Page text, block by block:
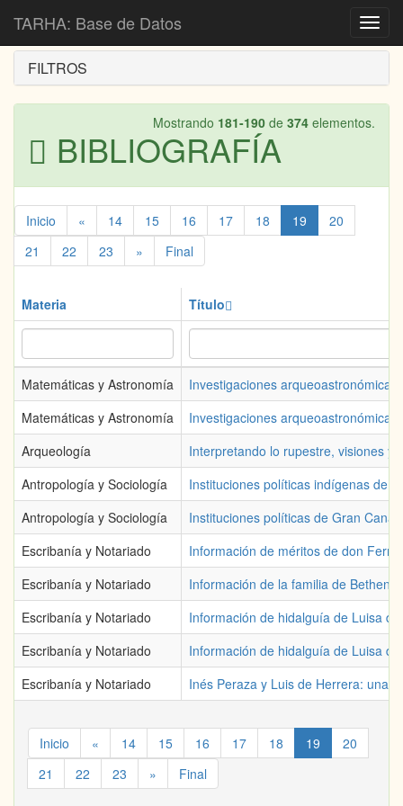
TARHA: Base de Datos
Inicio Bibliografía
FILTROS
Mostrando 181-190 de 374 elementos.
BIBLIOGRAFÍA
Inicio « 14 15 16 17 18 19
20
21
22 23 » Final
Materia Título
Matemáticas y Astronomía
Investigaciones
Matemáticas y Astronomía
Investigaciones
Arqueología
Interpretando lo rupestre, visiones y
Antropología y Sociología
Instituciones políticas indígenas de
Antropología y Sociología
Instituciones políticas de Gran
Escribanía y Notariado
Información de méritos de don
Escribanía y Notariado
Información de la familia de
Escribanía y Notariado
Información de hidalguía de Luisa
Escribanía y Notariado
Información de hidalguía de Luisa
Escribanía y Notariado
Inés Peraza y Luis de Herrera: una
Inicio « 14 15 16 17 18 19
20
21
22 23 » Final